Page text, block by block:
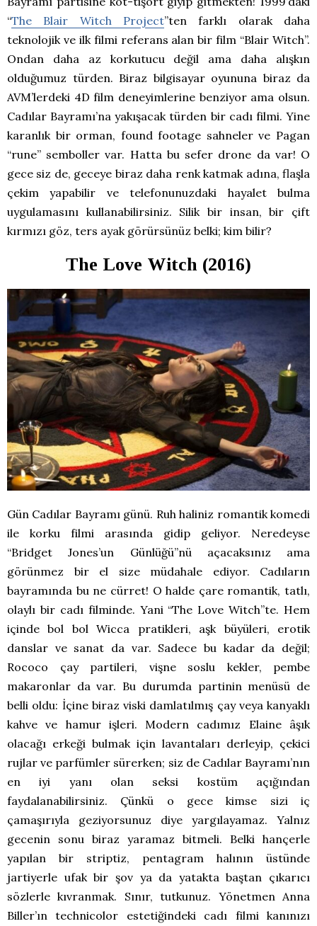
“The Blair Witch Project”ten farklı olarak daha
teknolojik ve ilk filmi referans alan bir film “Blair Witch”.
Ondan daha az korkutucu değil ama daha alışkın
olduğumuz türden. Biraz bilgisayar oyununa biraz da
AVM’lerdeki 4D film deneyimlerine benziyor ama olsun.
Cadılar Bayramı’na yakışacak türden bir cadı filmi. Yine
karanlık bir orman, found footage sahneler ve Pagan
“rune” semboller var. Hatta bu sefer drone da var! O
gece siz de, geceye biraz daha renk katmak adına, flaşla
çekim yapabilir ve telefonunuzdaki hayalet bulma
uygulamasını kullanabilirsiniz. Silik bir insan, bir çift
kırmızı göz, ters ayak görürsünüz belki; kim bilir?
The Love Witch (2016)
Gün Cadılar Bayramı günü. Ruh haliniz romantik komedi
ile korku filmi arasında gidip geliyor. Neredeyse
“Bridget Jones’un Günlüğü”nü açacaksınız ama
görünmez bir el size müdahale ediyor. Cadıların
bayramında bu ne cürret! O halde çare romantik, tatlı,
olaylı bir cadı filminde. Yani “The Love Witch”te. Hem
içinde bol bol Wicca pratikleri, aşk büyüleri, erotik
danslar ve sanat da var. Sadece bu kadar da değil;
Rococo çay partileri, vişne soslu kekler, pembe
makaronlar da var. Bu durumda partinin menüsü de
belli oldu: İçine biraz viski damlatılmış çay veya kanyaklı
kahve ve hamur işleri. Modern cadımız Elaine âşık
olacağı erkeği bulmak için lavantaları derleyip, çekici
rujlar ve parfümler sürerken; siz de Cadılar Bayramı’nın
en iyi yanı olan seksi kostüm açığından
faydalanabilirsiniz. Çünkü o gece kimse sizi iç
çamaşırıyla geziyorsunuz diye yargılayamaz. Yalnız
gecenin sonu biraz yaramaz bitmeli. Belki hançerle
yapılan bir striptiz, pentagram halının üstünde
jartiyerle ufak bir şov ya da yatakta baştan çıkarıcı
sözlerle kıvranmak. Sınır, tutkunuz. Yönetmen Anna
Biller’ın technicolor estetiğindeki cadı filmi kanınızı